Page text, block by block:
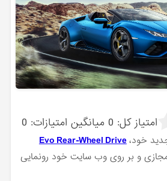
امتیاز کل: 0 میانگین امتیازات: 0
خود،Evo Rear-Wheel Drive
و بر روی وب‌ سایت خود رونمایی